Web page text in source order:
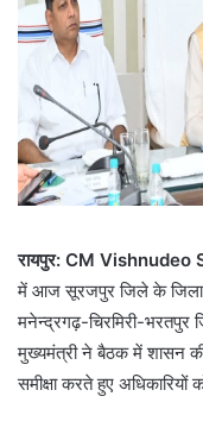
रायपुर: CM Vishnudeo
में आज सूरजपुर जिले के जिला
मनेन्द्रगढ़-चिरमिरी-भरतपुर
मुख्यमंत्री ने बैठक में शासन
समीक्षा करते हुए अधिकारियों